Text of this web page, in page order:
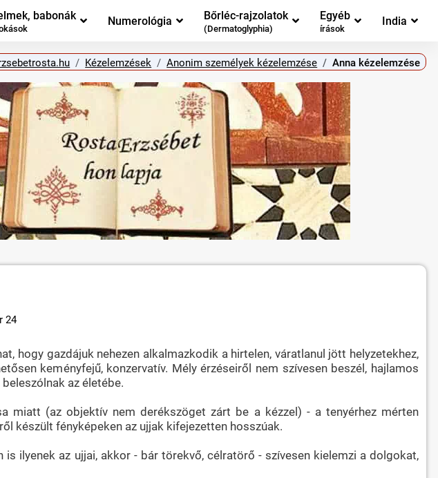
babonák Numerológia Bőrléc-rajzolatok
(Dermatoglyphia)
Egyéb
írások
India
Kézelemzések Anonim személyek kézelemzése Anna kézelemzése
24
hogy gazdájuk nehezen alkalmazkodik a hirtelen, váratlanul jött helyzetekhez,
keményfejű, konzervatív. Mély érzéseiről nem szívesen beszél, hajlamos
az életébe.
miatt (az objektív nem derékszöget zárt be a kézzel) - a tenyérhez mérten
készült fényképeken az ujjak kifejezetten hosszúak.
ilyenek az ujjai, akkor - bár törekvő, célratörő - szívesen kielemzi a dolgokat,